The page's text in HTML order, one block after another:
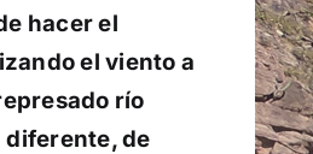
hacer el
el viento a
río
de